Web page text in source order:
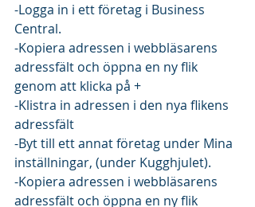
-Logga in i ett företag i Business
Central.
-Kopiera adressen i webbläsarens
adressfält och öppna en ny flik
genom att klicka på +
-Klistra in adressen i den nya flikens
adressfält
-Byt till ett annat företag under Mina
inställningar, (under Kugghjulet).
-Kopiera adressen i webbläsarens
adressfält och öppna en ny flik